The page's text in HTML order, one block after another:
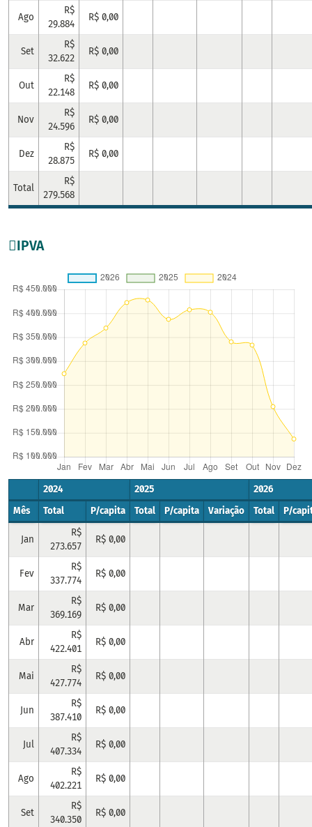
Ago
R$
29.884
R$ 0,00
Set
R$
32.622
R$ 0,00
Out
R$
22.148
R$ 0,00
Nov
R$
24.596
R$ 0,00
Dez
R$
28.875
R$ 0,00
Total
R$
279.568
IPVA
2024 2025
2026
Mês
Total P/capita Total P/capita Variação Total P/
Jan
R$
273.657
R$ 0,00
Fev
R$
337.774
R$ 0,00
Mar
R$
369.169
R$ 0,00
Abr
R$
422.401
R$ 0,00
Mai
R$
427.774
R$ 0,00
Jun
R$
387.410
R$ 0,00
Jul
R$
407.334
R$ 0,00
Ago
R$
402.221
R$ 0,00
Set
R$
340.350
R$ 0,00